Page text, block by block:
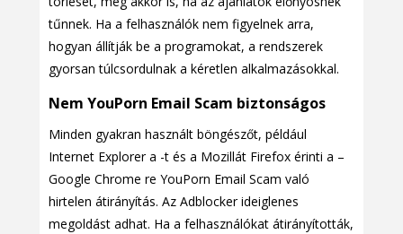
tűnnek. Ha a felhasználók nem figyelnek arra,
hogyan állítják be a programokat, a rendszerek
gyorsan túlcsordulnak a kéretlen alkalmazásokkal.
Nem YouPorn Email Scam biztonságos
Minden gyakran használt böngészőt, például
Internet Explorer a -t és a Mozillát Firefox érinti a –
Google Chrome re YouPorn Email Scam való
hirtelen átirányítás. Az Adblocker ideiglenes
megoldást adhat. Ha a felhasználókat átirányították,